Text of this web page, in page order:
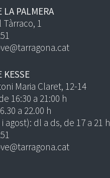
LA PALMERA
1
KESSE
Maria Claret, 12-14
16:30 a 21:00 h
a 22.00 h
agost): dl a ds, de 17 a 21 h